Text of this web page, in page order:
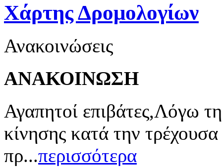
Χάρτης Δρομολογίων
Ανακοινώσεις
ΑΝΑΚΟΙΝΩΣΗ
Αγαπητοί επιβάτες,Λόγω
κίνησης κατά την
πρ...περισσότερα